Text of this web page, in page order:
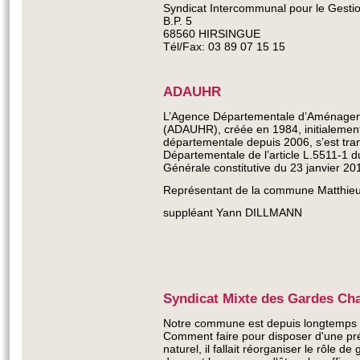
Syndicat Intercommunal pour le
B.P. 5
68560 HIRSINGUE
Tél/Fax: 03 89 07 15 15
ADAUHR
L’Agence Départementale
(ADAUHR), créée en 1984,
départementale depuis 2006, s’est
Départementale de l’article L.5511-1
Générale constitutive du 23 janvier
Représentant de la commune
suppléant Yann DILLMANN
Syndicat Mixte des Gardes
Notre commune est depuis
Comment faire pour disposer d'une
naturel, il fallait réorganiser le rôle de